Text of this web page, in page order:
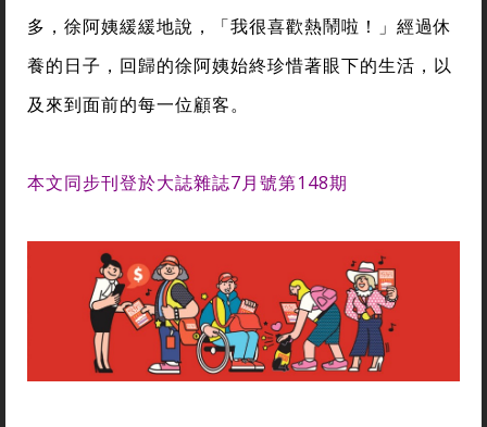
多，徐阿姨緩緩地說，「我很喜歡熱鬧啦！」經過休
養的日子，回歸的徐阿姨始終珍惜著眼下的生活，以
及來到面前的每一位顧客。
本文同步刊登於大誌雜誌7月號第148期